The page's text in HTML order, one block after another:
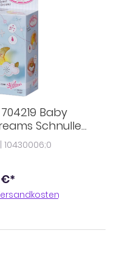
Baby
Schnuller,
€*